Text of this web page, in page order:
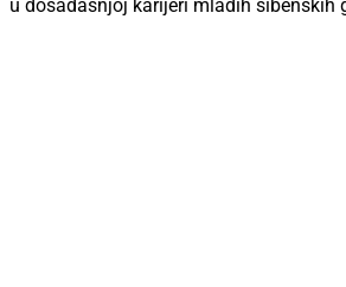
u dosadašnjoj karijeri mladih šibenskih